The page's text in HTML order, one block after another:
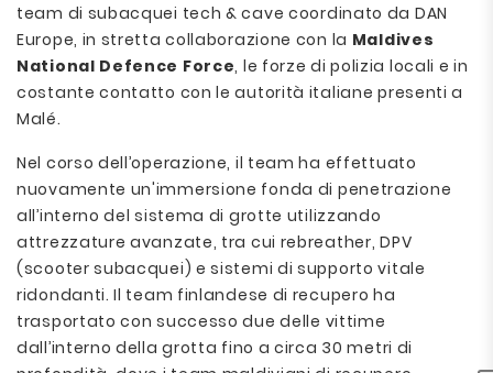
team di subacquei tech & cave coordinato da DAN
Europe, in stretta collaborazione con la Maldives
National Defence Force, le forze di polizia locali e in
costante contatto con le autorità italiane presenti a
Malé.
Nel corso dell’operazione, il team ha effettuato
nuovamente un'immersione fonda di penetrazione
all’interno del sistema di grotte utilizzando
attrezzature avanzate, tra cui rebreather, DPV
(scooter subacquei) e sistemi di supporto vitale
ridondanti. Il team finlandese di recupero ha
trasportato con successo due delle vittime
dall’interno della grotta fino a circa 30 metri di